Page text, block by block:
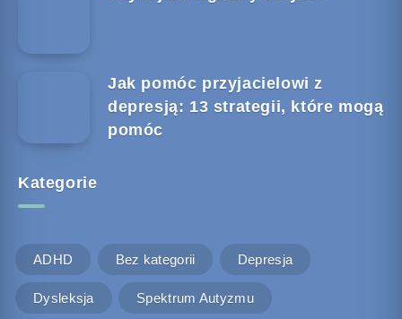
Jak pomóc przyjacielowi z
depresją: 13 strategii, które mogą
pomóc
Kategorie
ADHD Bez kategorii Depresja
Dysleksja Spektrum Autyzmu